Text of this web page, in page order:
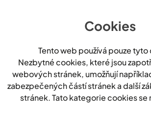
Cookies
Tento web používá pouze
Nezbytné cookies, které jsou
webových stránek, umožňují
zabezpečených částí stránek a další
stránek. Tato kategorie cookies se